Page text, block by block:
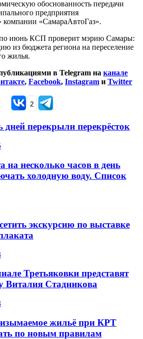
обоснованность передачи
предприятия
компании «СамараАвтоГаз».
по июнь КСП проверит мэрию Самары:
из бюджета региона на переселение
жилья.
в Telegram на канале
, Facebook, Instagram и Twitter
2
перекрыли перекрёсток
на несколько часов в день
холодную воду. Список
экскурсию по выставке
Третьяковки представят
Виталия Стадникова
жильё при КРТ
по новым правилам